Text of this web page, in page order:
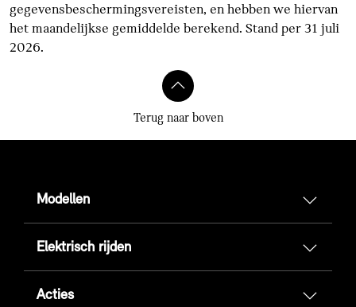
gegevensbeschermingsvereisten, en hebben we hiervan
het maandelijkse gemiddelde berekend. Stand per 31 juli
2026.
Terug naar boven
Modellen
Elektrisch rijden
Acties